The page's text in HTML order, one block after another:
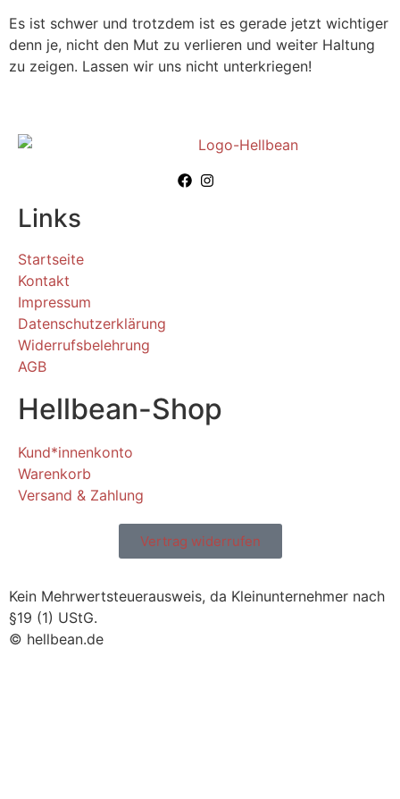
Es ist schwer und trotzdem ist es gerade jetzt wichtiger
denn je, nicht den Mut zu verlieren und weiter Haltung
zu zeigen. Lassen wir uns nicht unterkriegen!
Links
Startseite
Kontakt
Impressum
Datenschutzerklärung
Widerrufsbelehrung
AGB
Hellbean-Shop
Kund*innenkonto
Warenkorb
Versand & Zahlung
Vertrag widerrufen
Kein Mehrwertsteuerausweis, da Kleinunternehmer nach
§19 (1) UStG.
© hellbean.de